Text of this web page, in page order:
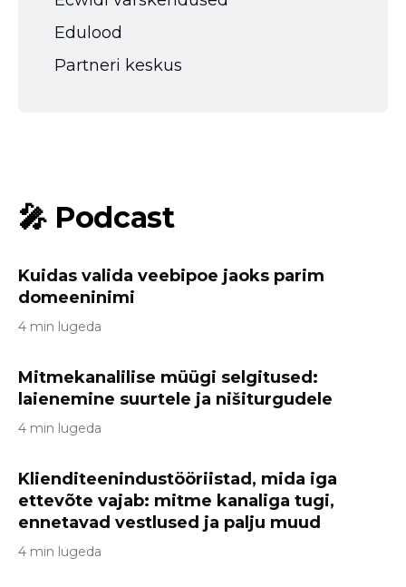
Edulood
Partneri keskus
🎤 Podcast
Kuidas valida veebipoe jaoks parim
domeeninimi
4 min lugeda
Mitmekanalilise müügi selgitused:
laienemine suurtele ja nišiturgudele
4 min lugeda
Klienditeenindustööriistad, mida iga
ettevõte vajab: mitme kanaliga tugi,
ennetavad vestlused ja palju muud
4 min lugeda